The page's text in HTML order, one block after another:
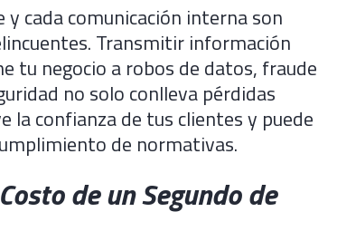
cada comunicación interna son
Transmitir información
tu negocio a robos de datos, fraude
no solo conlleva pérdidas
la confianza de tus clientes y puede
de normativas.
de un Segundo de